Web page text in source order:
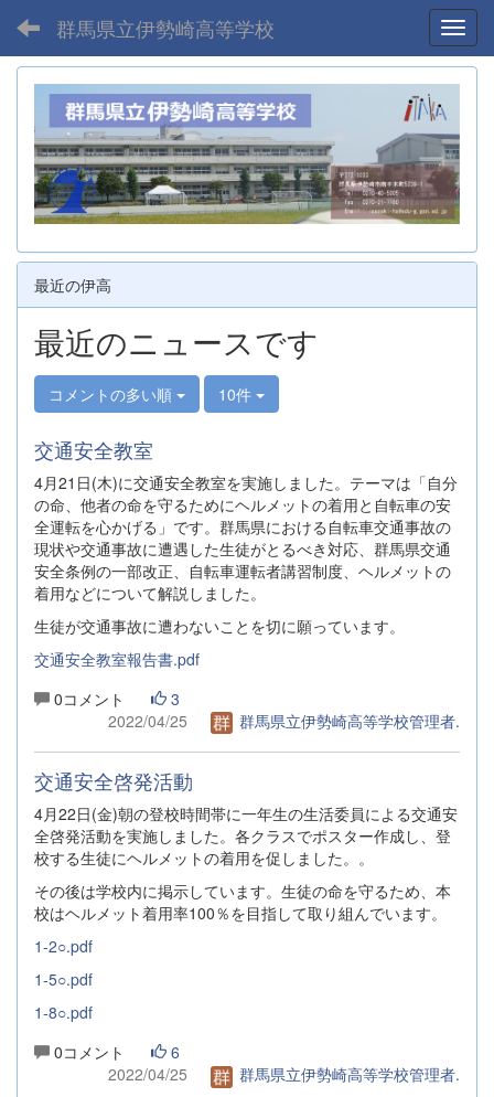
群馬県立伊勢崎高等学校
最近の伊高
最近のニュースです
コメントの多い順 10件
交通安全教室
4月21日(木)に交通安全教室を実施しました。テーマは「自分
の命、他者の命を守るためにヘルメットの着用と自転車の安
全運転を心かげる」です。群馬県における自転車交通事故の
現状や交通事故に遭遇した生徒がとるべき対応、群馬県交通
安全条例の一部改正、自転車運転者講習制度、ヘルメットの
着用などについて解説しました。
生徒が交通事故に遭わないことを切に願っています。
交通安全教室報告書.pdf
0コメント
3
2022/04/25
群馬県立伊勢崎高等学校管理者.
交通安全啓発活動
4月22日(金)朝の登校時間帯に一年生の生活委員による交通安
全啓発活動を実施しました。各クラスでポスター作成し、登
校する生徒にヘルメットの着用を促しました。。
その後は学校内に掲示しています。生徒の命を守るため、本
校はヘルメット着用率100％を目指して取り組んでいます。
1-2○.pdf
1-5○.pdf
1-8○.pdf
0コメント
6
2022/04/25
群馬県立伊勢崎高等学校管理者.